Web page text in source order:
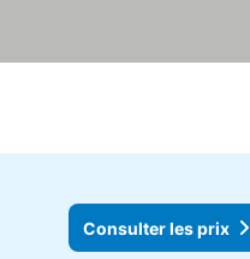
Consulter les prix